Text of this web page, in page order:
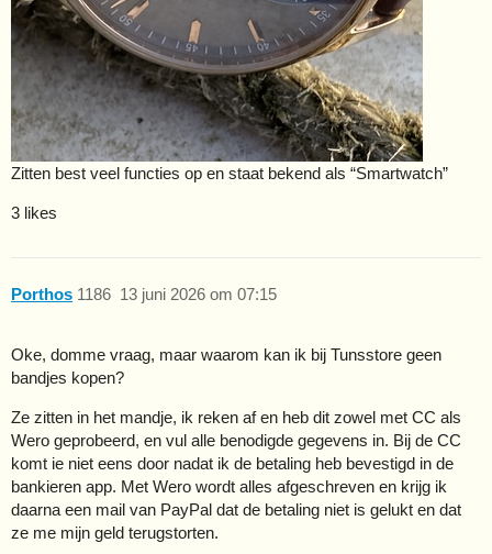
Zitten best veel functies op en staat bekend als “Smartwatch”
3 likes
Porthos 13 juni 2026 om 07:15
1186
Oke, domme vraag, maar waarom kan ik bij Tunsstore geen
bandjes kopen?
Ze zitten in het mandje, ik reken af en heb dit zowel met CC als
Wero geprobeerd, en vul alle benodigde gegevens in. Bij de CC
komt ie niet eens door nadat ik de betaling heb bevestigd in de
bankieren app. Met Wero wordt alles afgeschreven en krijg ik
daarna een mail van PayPal dat de betaling niet is gelukt en dat
ze me mijn geld terugstorten.